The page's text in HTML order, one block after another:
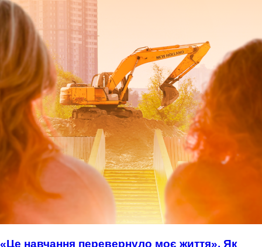
«Це навчання перевернуло моє життя». Як